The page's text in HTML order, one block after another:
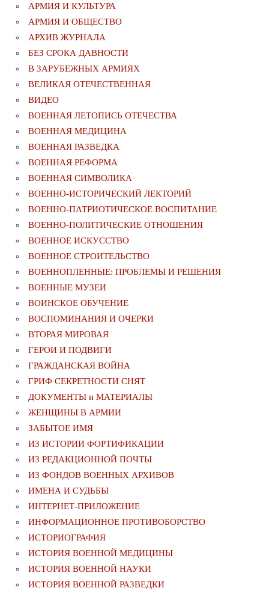
АРМИЯ И КУЛЬТУРА
АРМИЯ И ОБЩЕСТВО
АРХИВ ЖУРНАЛА
БЕЗ СРОКА ДАВНОСТИ
В ЗАРУБЕЖНЫХ АРМИЯХ
ВЕЛИКАЯ ОТЕЧЕСТВЕННАЯ
ВИДЕО
ВОЕННАЯ ЛЕТОПИСЬ ОТЕЧЕСТВА
ВОЕННАЯ МЕДИЦИНА
ВОЕННАЯ РАЗВЕДКА
ВОЕННАЯ РЕФОРМА
ВОЕННАЯ СИМВОЛИКА
ВОЕННО-ИСТОРИЧЕСКИЙ ЛЕКТОРИЙ
ВОЕННО-ПАТРИОТИЧЕСКОЕ ВОСПИТАНИЕ
ВОЕННО-ПОЛИТИЧЕСКИE ОТНОШЕНИЯ
ВОЕННОЕ ИСКУССТВО
ВОЕННОЕ СТРОИТЕЛЬСТВО
ВОЕННОПЛЕННЫЕ: ПРОБЛЕМЫ И РЕШЕНИЯ
ВОЕННЫЕ МУЗЕИ
ВОИНСКОЕ ОБУЧЕНИЕ
ВОСПОМИНАНИЯ И ОЧЕРКИ
ВТОРАЯ МИРОВАЯ
ГЕРОИ И ПОДВИГИ
ГРАЖДАНСКАЯ ВОЙНА
ГРИФ СЕКРЕТНОСТИ СНЯТ
ДОКУМЕНТЫ и МАТЕРИАЛЫ
ЖЕНЩИНЫ В АРМИИ
ЗАБЫТОЕ ИМЯ
ИЗ ИСТОРИИ ФОРТИФИКАЦИИ
ИЗ РЕДАКЦИОННОЙ ПОЧТЫ
ИЗ ФОНДОВ ВОЕННЫХ АРХИВОВ
ИМЕНА И СУДЬБЫ
ИНТЕРНЕТ-ПРИЛОЖЕНИЕ
ИНФОРМАЦИОННОЕ ПРОТИВОБОРСТВО
ИСТОРИОГРАФИЯ
ИСТОРИЯ ВОЕННОЙ МЕДИЦИНЫ
ИСТОРИЯ ВОЕННОЙ НАУКИ
ИСТОРИЯ ВОЕННОЙ РАЗВЕДКИ